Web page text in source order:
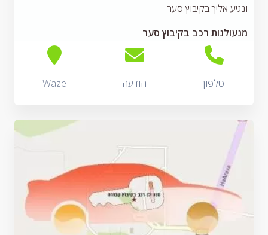
ונגיע אליך בקיבוץ סער!
מנעולנות רכב בקיבוץ סער
טלפון הודעה Waze